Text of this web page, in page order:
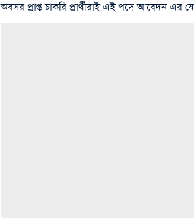
অবসর প্রাপ্ত চাকরি প্রার্থীরাই এই পদে আবেদন এর